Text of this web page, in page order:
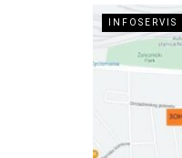
INFOSERVIS